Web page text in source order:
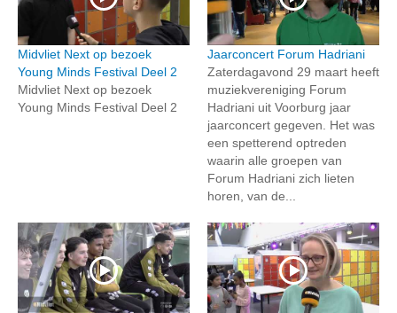
Midvliet Next op bezoek
Young Minds Festival Deel 2
Midvliet Next op bezoek
Young Minds Festival Deel 2
Jaarconcert Forum Hadriani
Zaterdagavond 29 maart heeft
muziekvereniging Forum
Hadriani uit Voorburg jaar
jaarconcert gegeven. Het was
een spetterend optreden
waarin alle groepen van
Forum Hadriani zich lieten
horen, van de...